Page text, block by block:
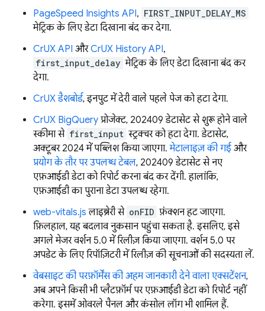
PageSpeed Insights API, FIRST_INPUT_DELAY_MS
मेट्रिक के लिए डेटा दिखाना बंद कर देगा.
CrUX API औरCrUX History API,
first_input_delay मेट्रिक के लिए डेटा दिखाना बंद कर
देगा.
CrUX डैशबोर्ड, इनपुट में देरी वाले पहले पेज को हटा देगा.
CrUX BigQuery प्रोजेक्ट, 202409 डेटासेट से शुरू होने वाले
स्कीमा से first_input स्ट्रक्चर को हटा देगा. डेटासेट,
अक्टूबर 2024 में पब्लिश किया जाएगा.मेटालाइज़ की गई और
प्रयोग के तौर पर उपलब्ध टेबल, 202409 डेटासेट से नए
एफ़आईडी डेटा को रिपोर्ट करना बंद कर देंगी. हालांकि,
एफ़आईडी का पुराना डेटा उपलब्ध रहेगा.
web-vitals.js लाइब्रेरी से onFID फ़ंक्शन हट जाएगा.
फ़िलहाल, यह बदलाव नुकसान पहुंचा सकता है. इसलिए, इसे
अगले मेजर वर्शन 5.0 में रिलीज़ किया जाएगा. वर्शन 5.0 पर
अपडेट के लिए रिपॉज़िटरी में रिलीज़ की सूचनाओं की सदस्यता लें.
वेबसाइट की परफ़ॉर्मेंस की अहम जानकारी देने वाला एक्सटेंशन,
अब अपने किसी भी प्लैटफ़ॉर्म पर एफ़आईडी डेटा को रिपोर्ट नहीं
करेगा. इसमें ओवरले पैनल और कंसोल लॉग भी शामिल हैं.